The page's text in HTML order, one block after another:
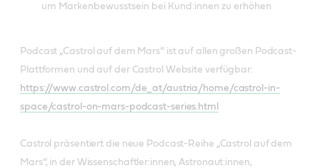
um Markenbewusstsein bei Kund:innen zu erhöhen
Podcast „Castrol auf dem Mars“ ist auf allen großen Podcast-
Plattformen und auf der Castrol Website verfügbar:
https://www.castrol.com/de_at/austria/home/castrol-in-
space/castrol-on-mars-podcast-series.html
Castrol präsentiert die neue Podcast-Reihe „Castrol auf dem
Mars“, in der Wissenschaftler:innen, Astronaut:innen,